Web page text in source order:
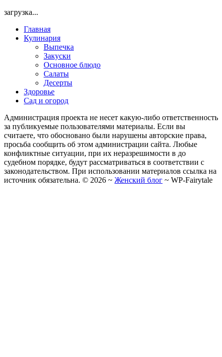
загрузка...
Главная
Кулинария
Выпечка
Закуски
Основное блюдо
Салаты
Десерты
Здоровье
Сад и огород
Администрация проекта не несет какую-либо ответственность
за публикуемые пользователями материалы. Если вы
считаете, что обосновано были нарушены авторские права,
просьба сообщить об этом администрации сайта. Любые
конфликтные ситуации, при их неразрешимости в до
судебном порядке, будут рассматриваться в соответствии с
законодательством. При использовании материалов ссылка на
источник обязательна. © 2026 ~ Женский блог ~ WP-Fairytale